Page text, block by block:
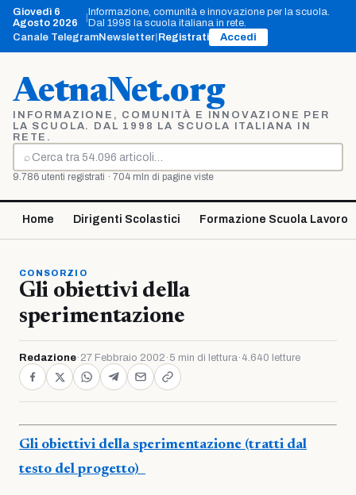
Vai
contenuto
Giovedì 6
Agosto 2026
Informazione, comunità e innovazione per la scuola.
Dal 1998 la scuola italiana in rete.
Canale TelegramNewsletter Registrati Accedi
AetnaNet.org
INFORMAZIONE, COMUNITÀ E INNOVAZIONE PER
LA SCUOLA. DAL 1998 LA SCUOLA ITALIANA IN
RETE.
⌕
Cerca
9.786 utenti registrati · 704 mln di pagine viste
Home Dirigenti Scolastici Formazione Scuola Lavoro
CONSORZIO
Gli obiettivi della
sperimentazione
Redazione· 27 Febbraio 2002 · 5 min di lettura· 4.640 letture
Gli obiettivi della sperimentazione (tratti dal
testo del progetto)